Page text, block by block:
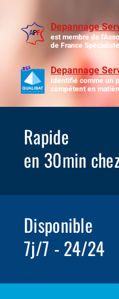
Depannage
est membre de
de France
Depannage
Identifié comme un
compétent en
Rapide
en 30min
Disponible
7j/7 - 24/24